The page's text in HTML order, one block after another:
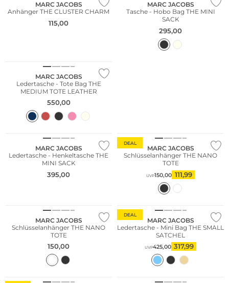
MARC JACOBS
Anhänger THE CLUSTER CHARM
115,00
MARC JACOBS
Tasche - Hobo Bag THE MINI
SACK
295,00
MARC JACOBS
Ledertasche - Tote Bag THE
MEDIUM TOTE LEATHER
550,00
Fashion Tipp
MARC JACOBS
Ledertasche - Henkeltasche THE
MINI SACK
395,00
DEAL
MARC JACOBS
Schlüsselanhänger THE NANO
TOTE
UVP150,00 111,99
MARC JACOBS
Schlüsselanhänger THE NANO
TOTE
150,00
DEAL
MARC JACOBS
Ledertasche - Mini Bag THE SMALL
SATCHEL
UVP425,00 317,99